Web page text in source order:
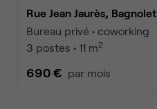
Rue Jean Jaurès, Bagnolet
Bureau privé • coworking
3 postes • 11 m2
690 € par mois